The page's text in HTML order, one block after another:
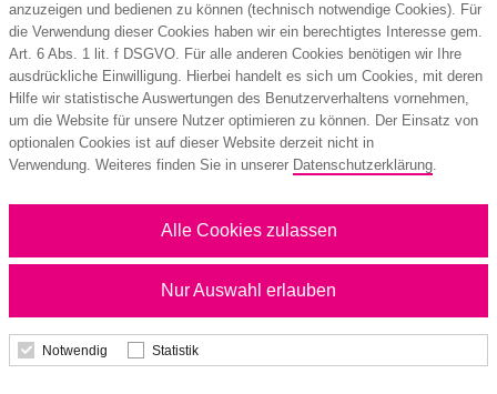
Details
anzuzeigen und bedienen zu können (technisch notwendige Cookies). Für
die Verwendung dieser Cookies haben wir ein berechtigtes Interesse gem.
Art. 6 Abs. 1 lit. f DSGVO. Für alle anderen Cookies benötigen wir Ihre
ausdrückliche Einwilligung. Hierbei handelt es sich um Cookies, mit deren
Hilfe wir statistische Auswertungen des Benutzerverhaltens vornehmen,
um die Website für unsere Nutzer optimieren zu können. Der Einsatz von
optionalen Cookies ist auf dieser Website derzeit nicht in
Verwendung. Weiteres finden Sie in unserer Datenschutzerklärung.
Nur Auswahl erlauben
Alle Cookies zulassen
Notwendig Statistik